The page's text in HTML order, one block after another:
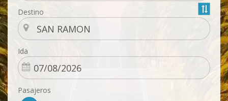
Destino
Ida
Pasajeros